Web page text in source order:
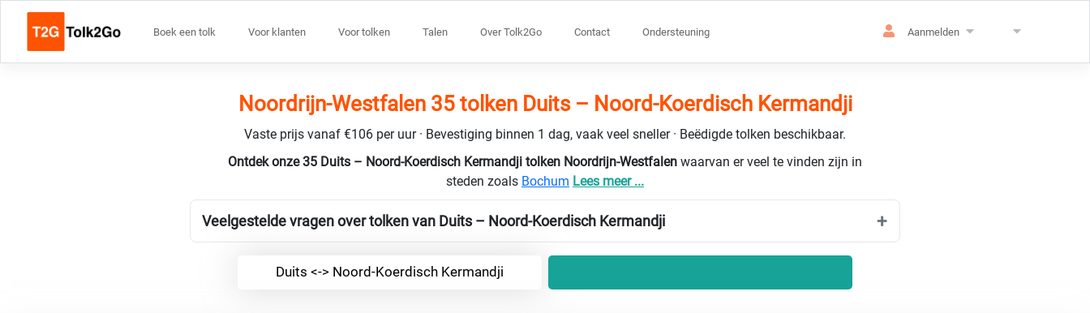
Boek een tolk Voor klanten Voor tolken Talen Over Tolk2Go Contact Ondersteuning Aanmelden
Noordrijn-Westfalen 35 tolken Duits – Noord-Koerdisch Kermandji
Vaste prijs vanaf €106 per uur · Bevestiging binnen 1 dag, vaak veel sneller · Beëdigde tolken beschikbaar.
Ontdek onze 35 Duits – Noord-Koerdisch Kermandji tolken Noordrijn-Westfalen waarvan er veel te vinden zijn in
steden zoals Bochum Lees meer ...
Veelgestelde vragen over tolken van Duits – Noord-Koerdisch Kermandji
Duits <-> Noord-Koerdisch Kermandji